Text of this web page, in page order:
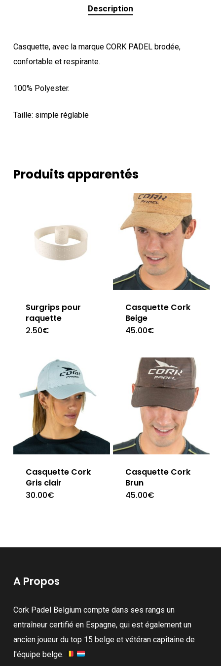
Description
Casquette, avec la marque CORK PADEL brodée,
confortable et respirante.
100% Polyester.
Taille: simple réglable
Produits apparentés
Surgrips pour
raquette
2.50€
Casquette Cork
Beige
45.00€
Casquette Cork
Gris clair
30.00€
Casquette Cork
Brun
45.00€
A Propos
Cork Padel Belgium compte dans ses rangs un
entraîneur certifié en Espagne, qui est également un
ancien joueur du top 15 belge et vétéran capitaine de
l'équipe belge.